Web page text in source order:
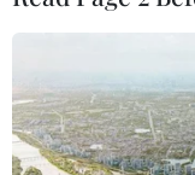
minh -
lịch
Triển khai các